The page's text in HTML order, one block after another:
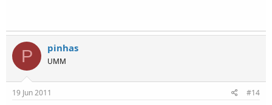
P pinhas
UMM
19 Jun 2011 #14